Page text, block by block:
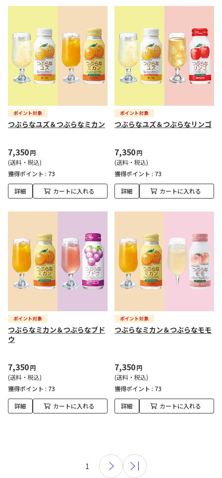
つぶらなユズ＆つぶらなミカン
7,350円
(送料・税込)
獲得ポイント : 73
詳細 カートに入れる
つぶらなユズ＆つぶらなリンゴ
7,350円
(送料・税込)
獲得ポイント : 73
詳細 カートに入れる
つぶらなミカン＆つぶらなブド
ウ
7,350円
(送料・税込)
獲得ポイント : 73
詳細 カートに入れる
つぶらなミカン＆つぶらなモモ
7,350円
(送料・税込)
獲得ポイント : 73
詳細 カートに入れる
1